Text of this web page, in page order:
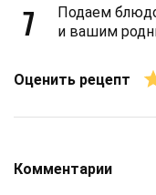
7
Подаем
и вашим
Оценить рецепт
Комментарии